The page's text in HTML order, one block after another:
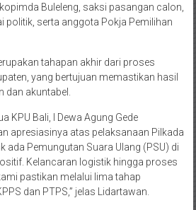
Buleleng, saksi pasangan calon,
politik, serta anggota Pokja Pemilihan
tahapan akhir dari proses
yang bertujuan memastikan hasil
akuntabel.
KPU Bali, I Dewa Agung Gede
apresiasinya atas pelaksanaan Pilkada
ada Pemungutan Suara Ulang (PSU) di
Kelancaran logistik hingga proses
pastikan melalui lima tahap
dan PTPS,” jelas Lidartawan.